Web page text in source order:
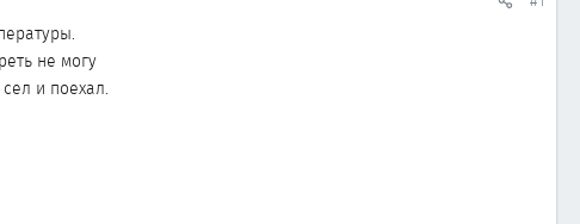
не могу
и поехал.